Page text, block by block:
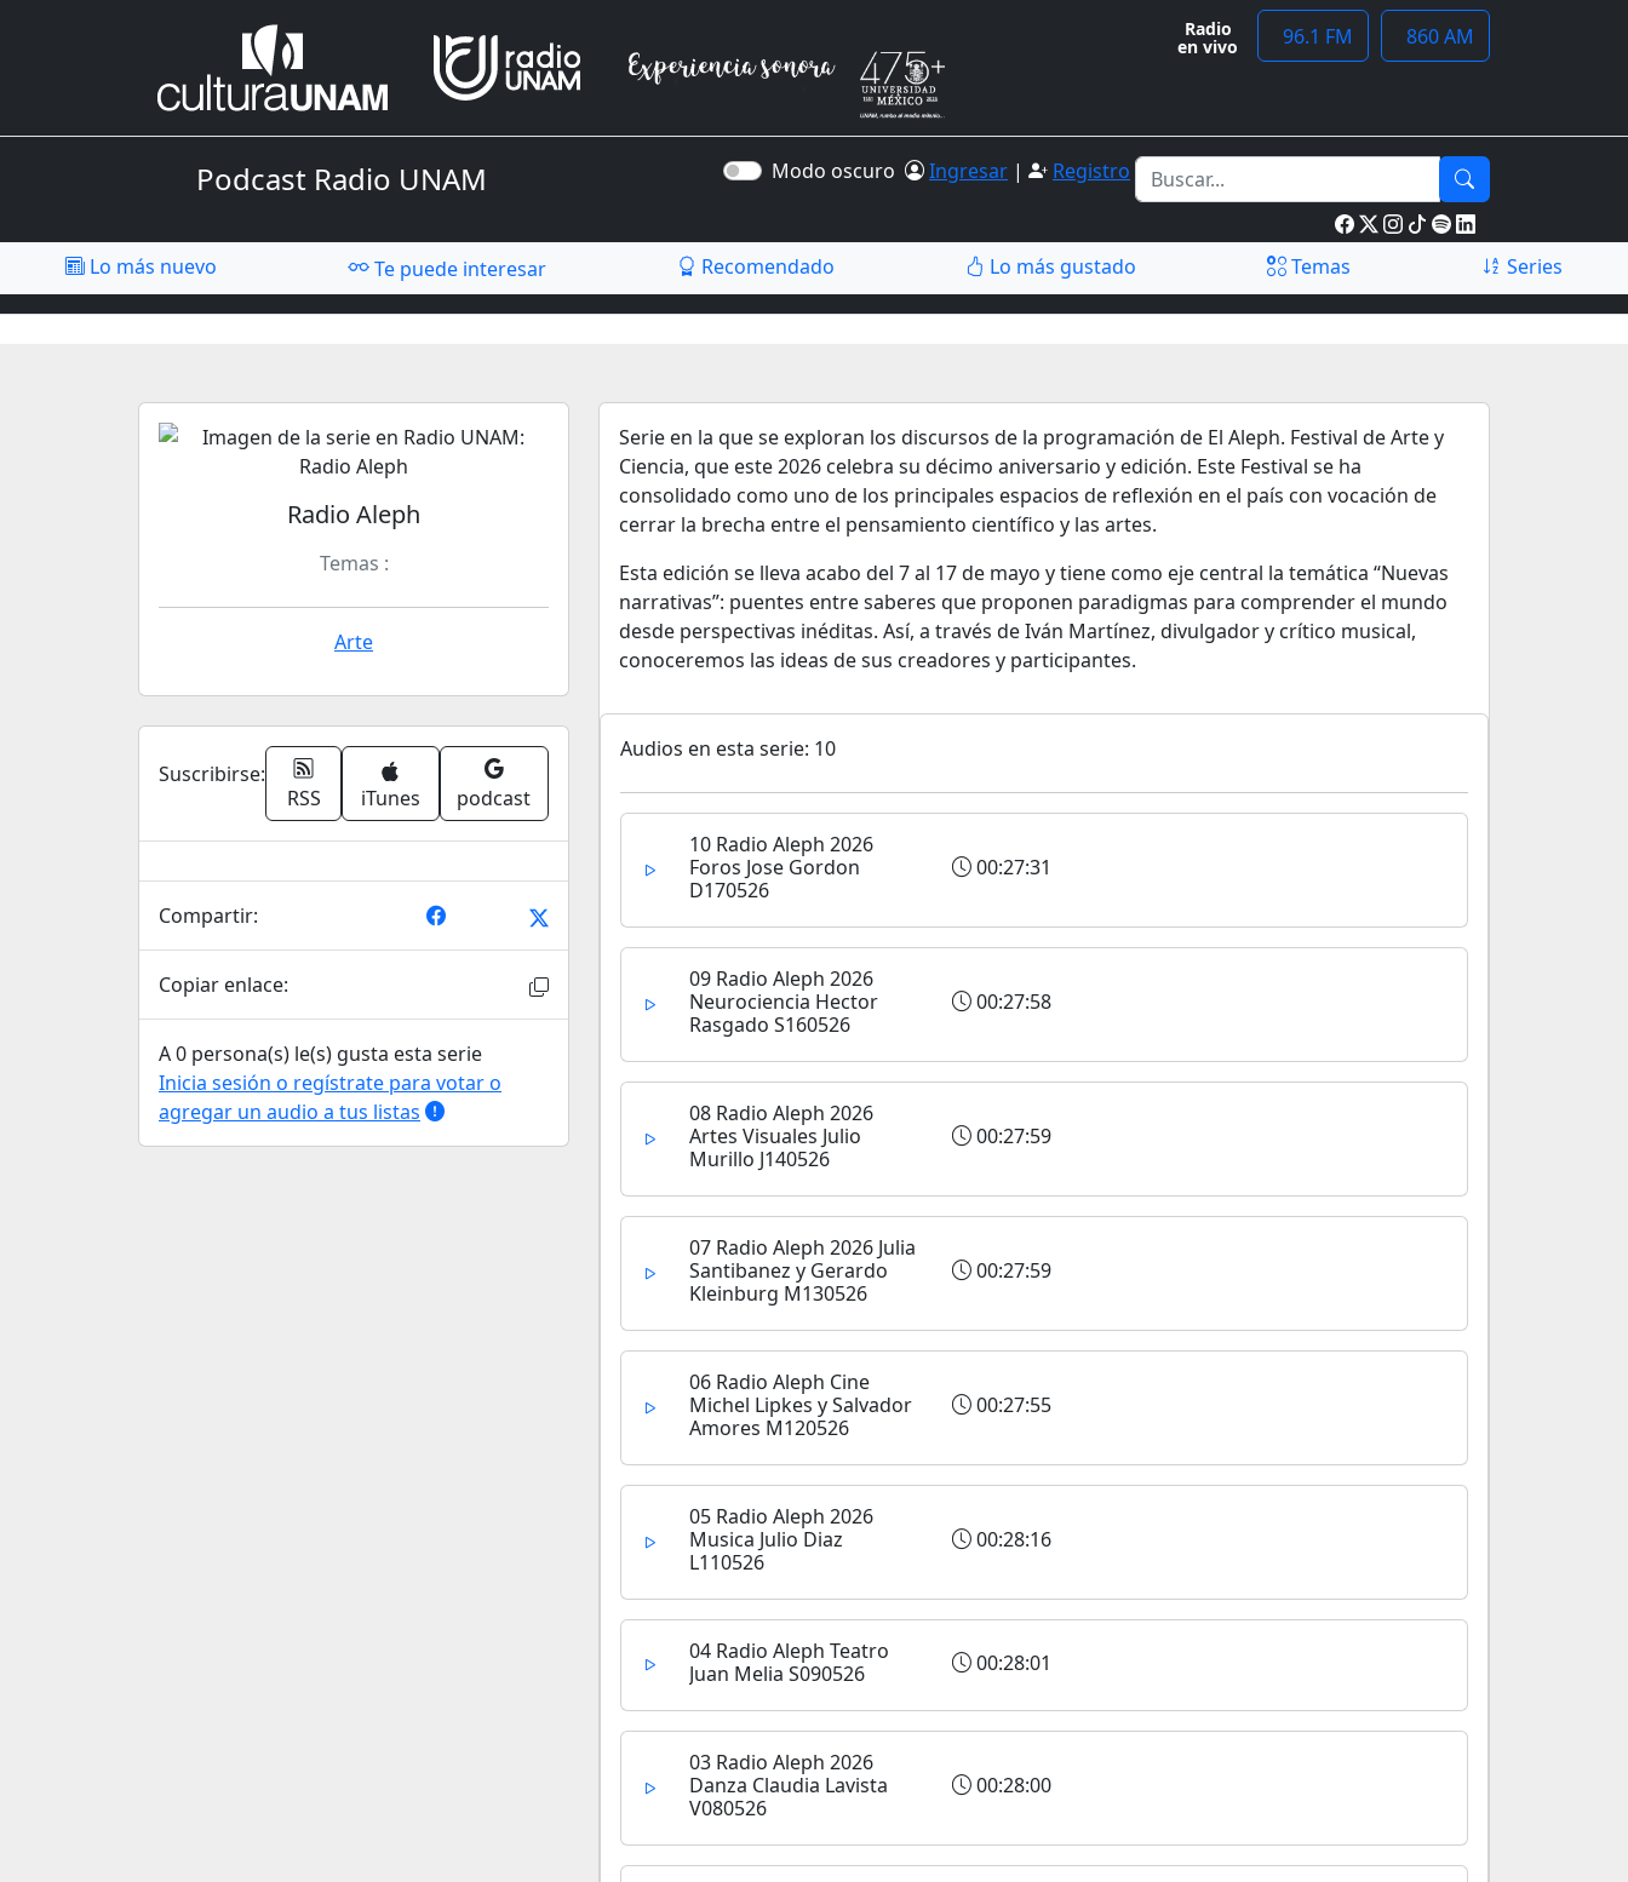
Radio
en vivo 96.1 FM 860 AM
Podcast Radio UNAM Modo oscuro Ingresar | Registro
Lo más nuevo Te puede interesar Recomendado Lo más gustado Temas Series
Radio Aleph
Temas :
Arte
Suscribirse:
RSS
iTunes podcast
Compartir:
Copiar enlace:
A 0 persona(s) le(s) gusta esta serie
Inicia sesión o regístrate para votar o
agregar un audio a tus listas
Serie en la que se exploran los discursos de la programación de El Aleph. Festival de Arte y
Ciencia, que este 2026 celebra su décimo aniversario y edición. Este Festival se ha
consolidado como uno de los principales espacios de reflexión en el país con vocación de
cerrar la brecha entre el pensamiento científico y las artes.
Esta edición se lleva acabo del 7 al 17 de mayo y tiene como eje central la temática “Nuevas
narrativas”: puentes entre saberes que proponen paradigmas para comprender el mundo
desde perspectivas inéditas. Así, a través de Iván Martínez, divulgador y crítico musical,
conoceremos las ideas de sus creadores y participantes.
Audios en esta serie: 10
10 Radio Aleph 2026
Foros Jose Gordon
D170526
00:27:31
09 Radio Aleph 2026
Neurociencia Hector
Rasgado S160526
00:27:58
08 Radio Aleph 2026
Artes Visuales Julio
Murillo J140526
00:27:59
07 Radio Aleph 2026 Julia
Santibanez y Gerardo
Kleinburg M130526
00:27:59
06 Radio Aleph Cine
Michel Lipkes y Salvador
Amores M120526
00:27:55
05 Radio Aleph 2026
Musica Julio Diaz
L110526
00:28:16
04 Radio Aleph Teatro
Juan Melia S090526
00:28:01
03 Radio Aleph 2026
Danza Claudia Lavista
V080526
00:28:00